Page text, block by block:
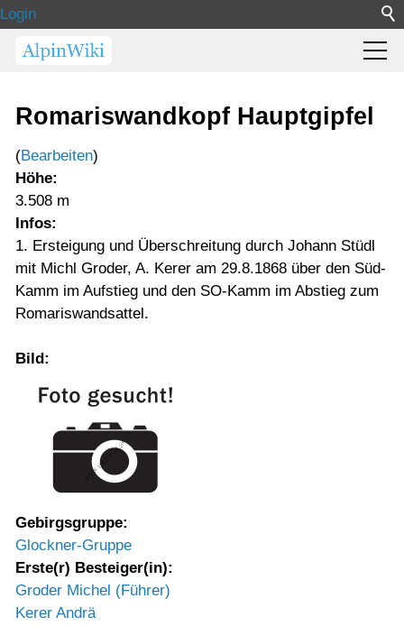
Login
Romariswandkopf Hauptgipfel
(Bearbeiten)
Höhe:
3.508 m
Infos:
1. Ersteigung und Überschreitung durch Johann Stüdl
mit Michl Groder, A. Kerer am 29.8.1868 über den Süd-
Kamm im Aufstieg und den SO-Kamm im Abstieg zum
Romariswandsattel.
Bild:
Gebirgsgruppe:
Glockner-Gruppe
Erste(r) Besteiger(in):
Groder Michel (Führer)
Kerer Andrä